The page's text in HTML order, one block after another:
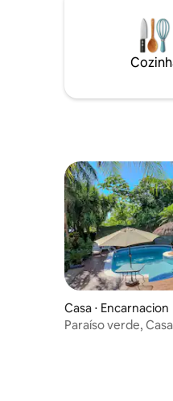
Casa ⋅ Encarnacion
Paraíso verde,